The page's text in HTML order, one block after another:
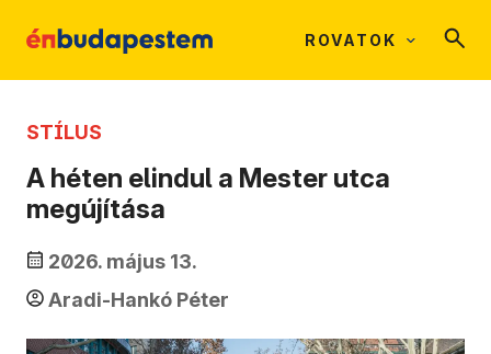
ROVATOK
STÍLUS
A héten elindul a Mester utca
megújítása
2026. május 13.
Aradi-Hankó Péter